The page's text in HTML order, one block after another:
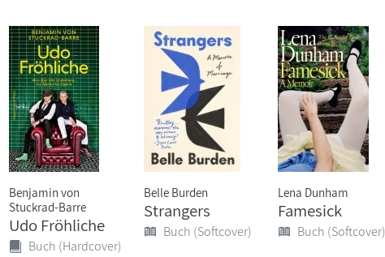
Benjamin von
Stuckrad-Barre
Udo Fröhliche
Buch (Hardcover)
Belle Burden
Strangers
Buch (Softcover)
Lena Dunham
Famesick
Buch (Softcover)